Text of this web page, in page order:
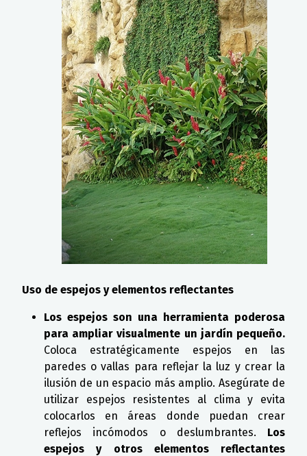
Uso de espejos y elementos reflectantes
Los espejos son una herramienta poderosa
para ampliar visualmente un jardín pequeño.
Coloca estratégicamente espejos en las
paredes o vallas para reflejar la luz y crear la
ilusión de un espacio más amplio. Asegúrate de
utilizar espejos resistentes al clima y evita
colocarlos en áreas donde puedan crear
reflejos incómodos o deslumbrantes. Los
espejos y otros elementos reflectantes